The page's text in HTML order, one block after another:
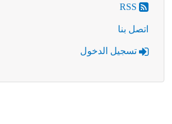
RSS
اتصل بنا
تسجيل الدخول